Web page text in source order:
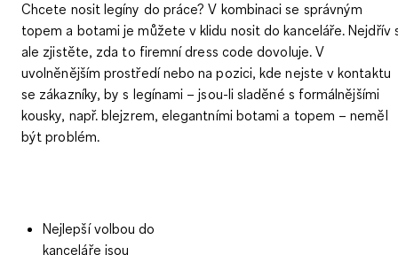
Chcete nosit legíny do práce? V kombinaci se správným
topem a botami je můžete v klidu nosit do kanceláře. Nejdřív
ale zjistěte, zda to firemní dress code dovoluje. V
uvolněnějším prostředí nebo na pozici, kde nejste v kontaktu
se zákazníky, by s legínami – jsou-li sladěné s formálnějšími
kousky, např. blejzrem, elegantními botami a topem – neměl
být problém.
Nejlepší volbou do
kanceláře jsou